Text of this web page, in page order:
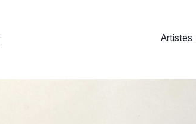
Artistes